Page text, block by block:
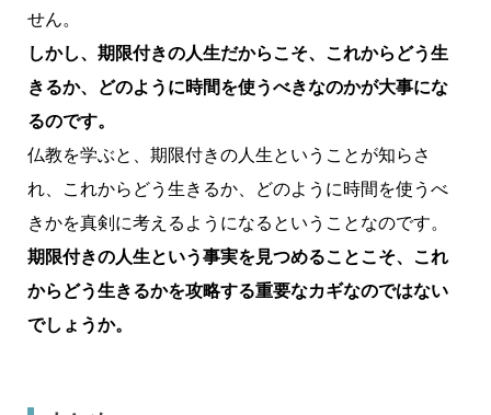
せん。
しかし、期限付きの人生だからこそ、これからどう生
きるか、どのように時間を使うべきなのかが大事にな
るのです。
仏教を学ぶと、期限付きの人生ということが知らさ
れ、これからどう生きるか、どのように時間を使うべ
きかを真剣に考えるようになるということなのです。
期限付きの人生という事実を見つめることこそ、これ
からどう生きるかを攻略する重要なカギなのではない
でしょうか。